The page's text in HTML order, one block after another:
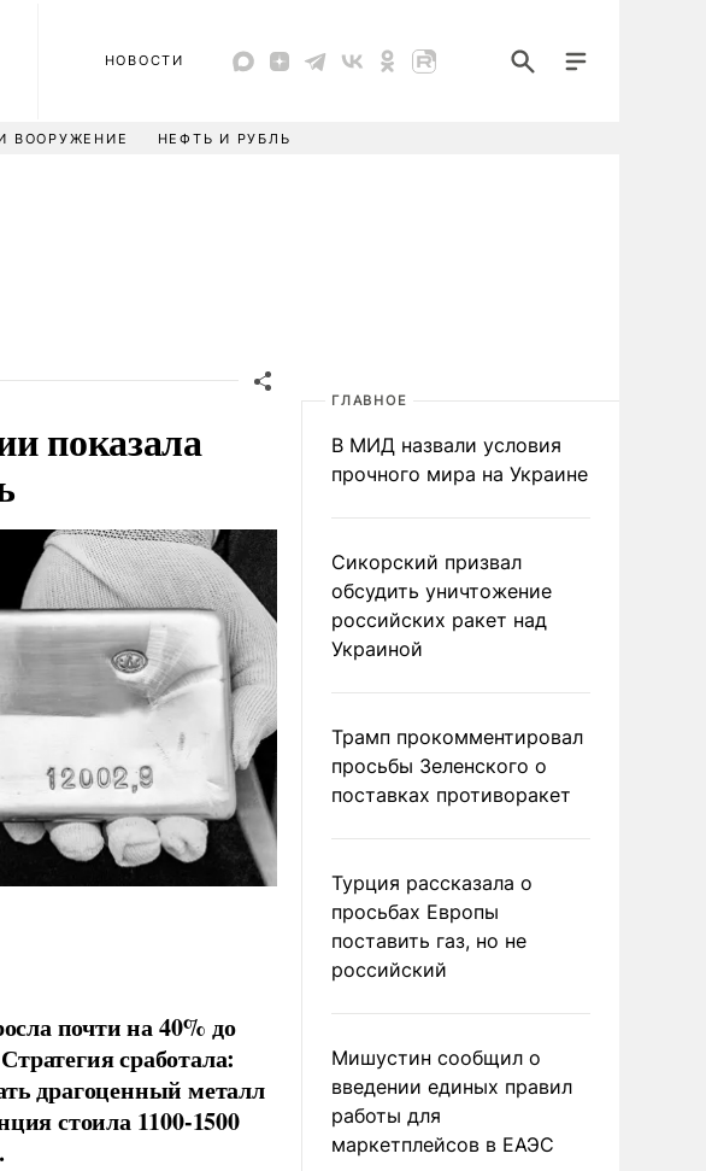
НОВОСТИ
ВООРУЖЕНИЕ НЕФТЬ И РУБЛЬ
показала
почти на 40% до
сработала:
драгоценный металл
стоила 1100-1500
ГЛАВНОЕ
В МИД назвали условия
прочного мира на Украине
Сикорский призвал
обсудить уничтожение
российских ракет над
Украиной
Трамп прокомментировал
просьбы Зеленского о
поставках противоракет
Турция рассказала о
просьбах Европы
поставить газ, но не
российский
Мишустин сообщил о
введении единых правил
работы для
маркетплейсов в ЕАЭС